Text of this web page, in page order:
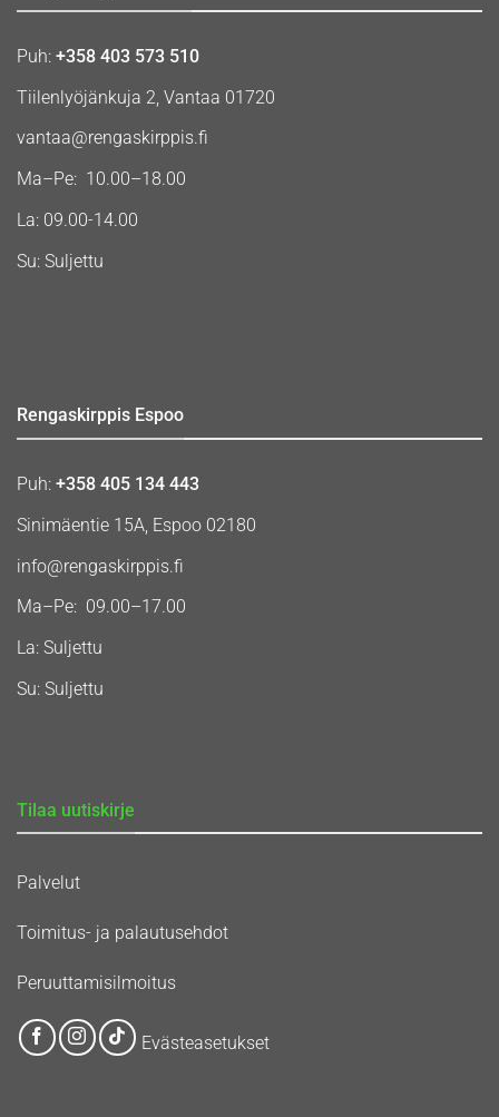
Puh: +358 403 573 510
Tiilenlyöjänkuja 2, Vantaa 01720
vantaa@rengaskirppis.fi
Ma–Pe: 10.00–18.00
La: 09.00-14.00
Su: Suljettu
Rengaskirppis Espoo
Puh: +358 405 134 443
Sinimäentie 15A, Espoo 02180
info@rengaskirppis.fi
Ma–Pe: 09.00–17.00
La: Suljettu
Su: Suljettu
Tilaa uutiskirje
Palvelut
Toimitus- ja palautusehdot
Peruuttamisilmoitus
Evästeasetukset